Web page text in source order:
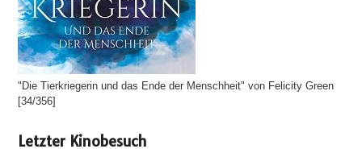
"Die Tierkriegerin und das Ende der Menschheit" von Felicity Green
[34/356]
Letzter Kinobesuch